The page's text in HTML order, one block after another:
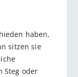
haben,
sitzen sie
Steg oder